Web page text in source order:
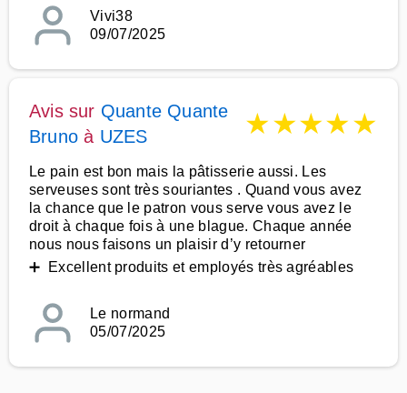
Vivi38
09/07/2025
Avis sur Quante Quante
Bruno à UZES ★★★★★
Le pain est bon mais la pâtisserie aussi. Les
serveuses sont très souriantes . Quand vous avez
la chance que le patron vous serve vous avez le
droit à chaque fois à une blague. Chaque année
nous nous faisons un plaisir d’y retourner
➕ Excellent produits et employés très agréables
Le normand
05/07/2025